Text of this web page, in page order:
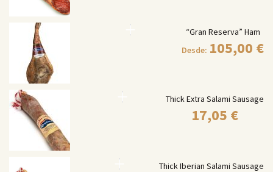
“Gran Reserva” Ham
Desde: 105,00 €
Thick Extra Salami Sausage
17,05 €
Thick Iberian Salami Sausage